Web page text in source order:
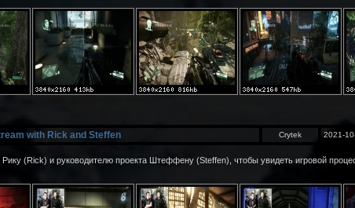
with Rick and Steffen Crytek 2021-
(Rick) и руководителю проекта Штеффену (Steffen), чтобы увидеть игровой